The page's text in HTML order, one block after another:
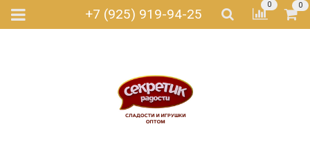
+7 (925) 919-94-25
0 0